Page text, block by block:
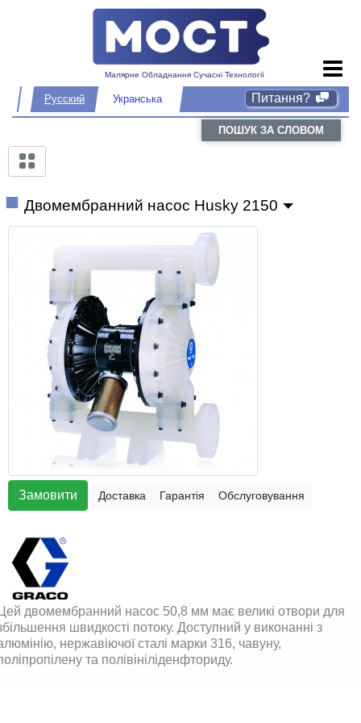
Малярне Обладнання Сучасні Технології
Русский Укранська Питання?
ПОШУК ЗА СЛОВОМ
Двомембранний насос Husky 2150
Замовити Доставка Гарантія Обслуговування
двомембранний насос 50,8 мм має великі отвори для
швидкості потоку. Доступний у виконанні з
нержавіючої сталі марки 316, чавуну,
та полівініліденфториду.